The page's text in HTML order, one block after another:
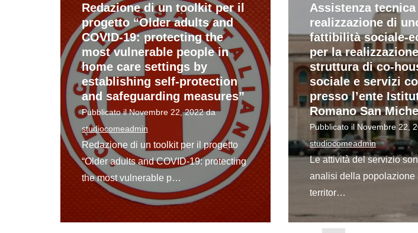
Redazione di un toolkit per il
progetto “Older adults and
COVID-19: protecting the
most vulnerable people in
home care settings by
establishing self-protection
and safeguarding measures”
Pubblicato ilNovembre 22, 2022da
studiocomeadmin
Redazione di un toolkit per il progetto
“Older adults and COVID-19: protecting
the most vulnerable p…
Assistenza
realizzazione di
fattibilità sociale-
per la
struttura di co-
sociale e servizi
presso l’ente
Romano San
Pubblicato il Novembre 22,
studiocomeadmin
Le attività del servizio
analisi della popolazione
territor…